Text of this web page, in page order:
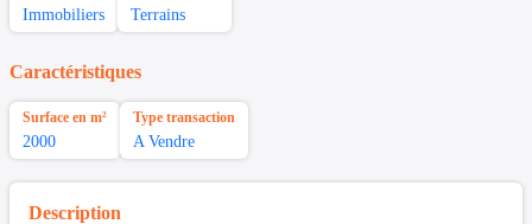
Immobiliers Terrains
Caractéristiques
Surface en m²
2000
Type transaction
A Vendre
Description